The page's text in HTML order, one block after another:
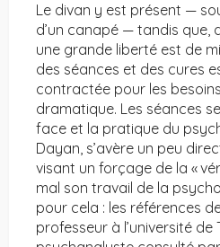
Le divan y est présent —
d’un canapé — tandis que,
une grande liberté est de
des séances et des cures
contractée pour les
dramatique. Les séances
face et la pratique du
Dayan, s’avère un peu
visant un forçage de la «
mal son travail de la
pour cela : les références
professeur à l’université de